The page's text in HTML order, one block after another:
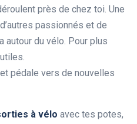
près de chez toi. Une
passionnés et de
autour du vélo. Pour plus
pédale vers de nouvelles
à vélo avec tes potes,